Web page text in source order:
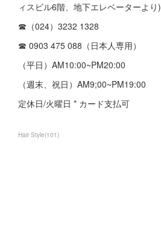
ィスビル6階、地下エレベーターより)
☎︎（024）3232 1328
☎︎ 0903 475 088（日本人専用）
（平日）AM10:00~PM20:00
（週末、祝日）AM9;00~PM19:00
定休日/火曜日 * カード支払可
Hair Style(101)